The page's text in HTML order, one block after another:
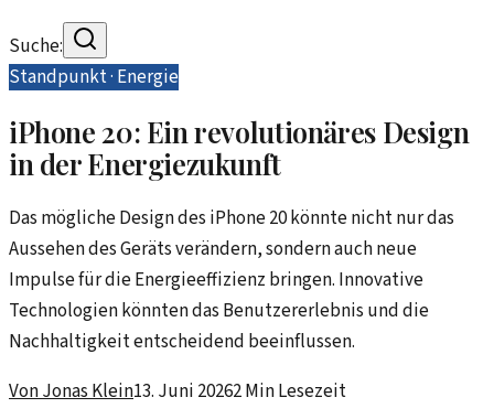
Suche:
Standpunkt · Energie
iPhone 20: Ein revolutionäres Design
in der Energiezukunft
Das mögliche Design des iPhone 20 könnte nicht nur das
Aussehen des Geräts verändern, sondern auch neue
Impulse für die Energieeffizienz bringen. Innovative
Technologien könnten das Benutzererlebnis und die
Nachhaltigkeit entscheidend beeinflussen.
VonJonas Klein13. Juni 20262Min Lesezeit